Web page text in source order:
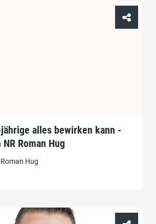
alles bewirken kann -
Roman Hug
Hug